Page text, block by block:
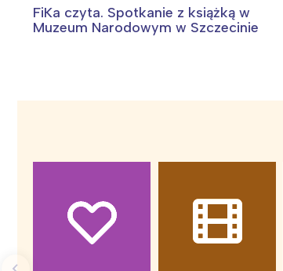
FiKa czyta. Spotkanie z książką w
Muzeum Narodowym w Szczecinie